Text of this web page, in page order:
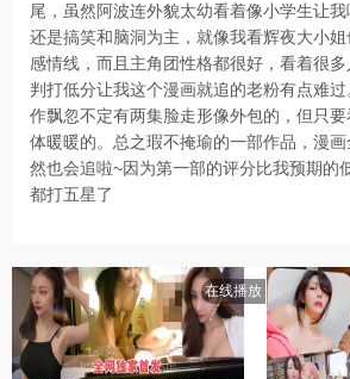
尾，虽然阿波连外貌太幼看着像小学生让
还是搞笑和脑洞为主，就像我看辉夜大小
感情线，而且主角团性格都很好，看着很
判打低分让我这个漫画就追的老粉有点难
作飘忽不定有两集脸走形像外包的，但只
体暖暖的。总之瑕不掩瑜的一部作品，漫
然也会追啦~因为第一部的评分比我预期的
都打五星了